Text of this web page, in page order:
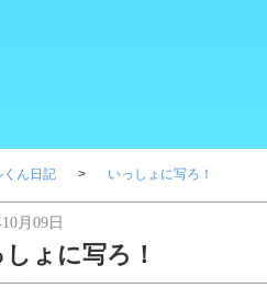
くん日記 いっしょに写ろ！
月09日
ょに写ろ！